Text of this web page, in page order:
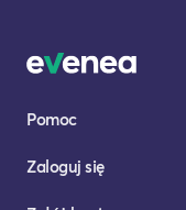
Pomoc
Zaloguj się